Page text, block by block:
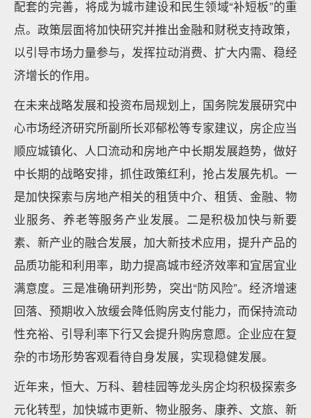
配套的完善，将成为城市建设和民生领域“补短板”的重
点。政策层面将加快研究并推出金融和财税支持政策，
以引导市场力量参与，发挥拉动消费、扩大内需、稳经
济增长的作用。
在未来战略发展和投资布局规划上，国务院发展研究中
心市场经济研究所副所长邓郁松等专家建议，房企应当
顺应城镇化、人口流动和房地产中长期发展趋势，做好
中长期的战略安排，抓住政策红利，抢占发展先机。一
是加快探索与房地产相关的租赁中介、租赁、金融、物
业服务、养老等服务产业发展。二是积极加快与新要
素、新产业的融合发展，加大新技术应用，提升产品的
品质功能和利用率，助力提高城市经济效率和宜居宜业
满意度。三是准确研判形势，突出“防风险”。经济增速
回落、预期收入放缓会降低购房支付能力，而保持流动
性充裕、引导利率下行又会提升购房意愿。企业应在复
杂的市场形势客观看待自身发展，实现稳健发展。
近年来，恒大、万科、碧桂园等龙头房企均积极探索多
元化转型，加快城市更新、物业服务、康养、文旅、新